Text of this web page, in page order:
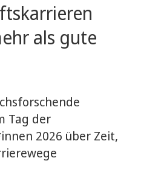
als gute
Tag der
2026 über Zeit,